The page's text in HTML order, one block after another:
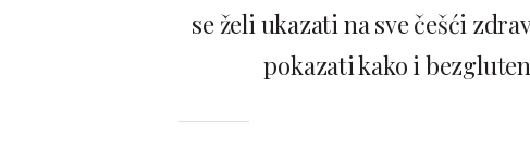
se želi ukazati na sve češći
pokazati kako i